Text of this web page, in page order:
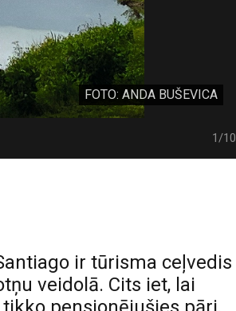
FOTO: ANDA BUŠEVICA
1/10
ir tūrisma ceļvedis
veidolā. Cits iet, lai